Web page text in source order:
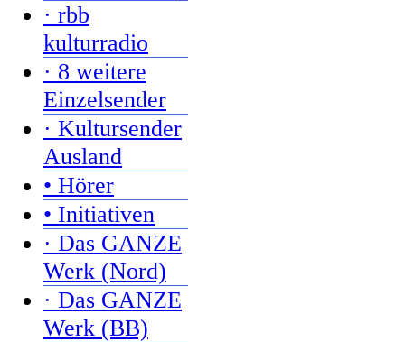
· rbb
kulturradio
· 8 weitere
Einzelsender
· Kultursender
Ausland
• Hörer
• Initiativen
· Das GANZE
Werk (Nord)
· Das GANZE
Werk (BB)